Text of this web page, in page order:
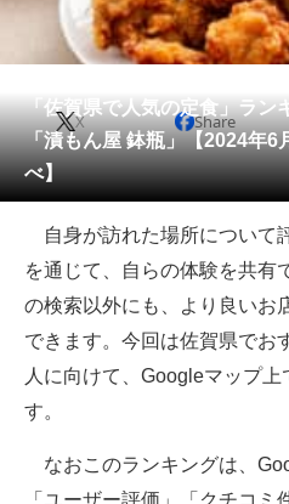
会員記事
メディア
注目記事を集めた総合ページ
ITの今と未来を見通す
スマホと通信の最新トレンド
進化するPCとデバイスの未来
ビジネスと働き方のヒント
「佐賀県で人気の定食」ラ
「漬もん屋 鉢瓶」【2024年6
べ】
X Share
自身が訪れた場所について
を通じて、自らの体験を共有
の検索以外にも、より良いお
できます。今回は佐賀県でお
人に向けて、Googleマップ
す。
なおこのランキングは、